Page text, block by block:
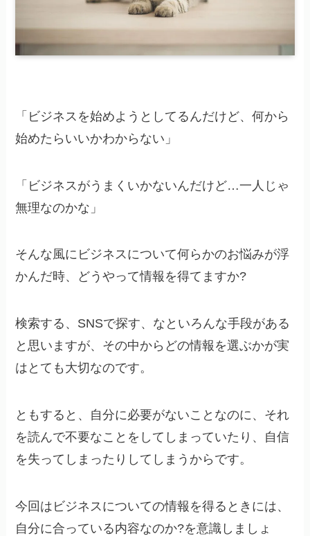
「ビジネスを始めようとしてるんだけど、何から
始めたらいいかわからない」
「ビジネスがうまくいかないんだけど…一人じゃ
無理なのかな」
そんな風にビジネスについて何らかのお悩みが浮
かんだ時、どうやって情報を得てますか?
検索する、SNSで探す、なといろんな手段がある
と思いますが、その中からどの情報を選ぶかが実
はとても大切なのです。
ともすると、自分に必要がないことなのに、それ
を読んで不要なことをしてしまっていたり、自信
を失ってしまったりしてしまうからです。
今回はビジネスについての情報を得るときには、
自分に合っている内容なのか?を意識しましょ